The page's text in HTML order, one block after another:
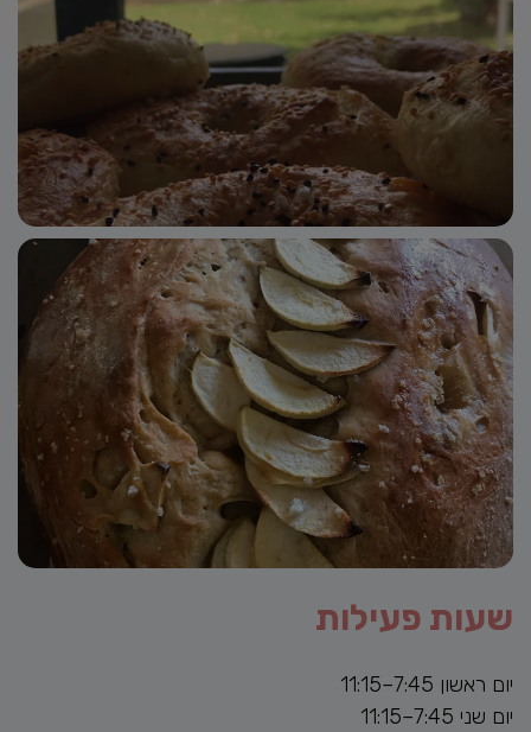
שעות פעילות
יום ראשון 7:45–11:15
יום שני 7:45–11:15